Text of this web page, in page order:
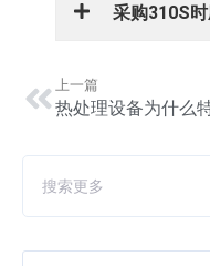
采购310S
上一篇